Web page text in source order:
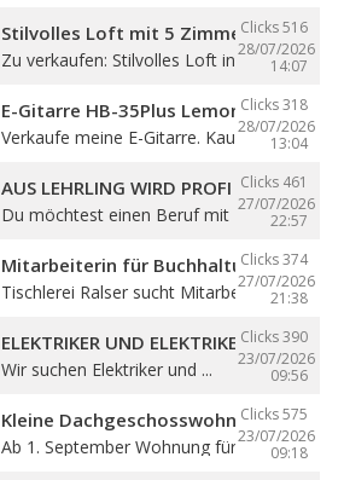
Clicks 516
28/07/2026
14:07
Stilvolles Loft mit 5 Zimmern
Zu verkaufen: Stilvolles Loft in Sterzing! ...
Clicks 318
28/07/2026
13:04
E-Gitarre HB-35Plus Lemon
Verkaufe meine E-Gitarre. Kaum gespielt, ...
Clicks 461
27/07/2026
22:57
AUS LEHRLING WIRD PROFI – STARTE
Du möchtest einen Beruf mit Zukunft
Clicks 374
27/07/2026
21:38
Mitarbeiterin für Buchhaltung (m/w/d)
Tischlerei Ralser sucht Mitarbeiterin für ...
Clicks 390
23/07/2026
09:56
ELEKTRIKER UND ELEKTRIKERLEHRLING
Wir suchen Elektriker und ...
Clicks 575
23/07/2026
09:18
Kleine Dachgeschosswohnung mit
Ab 1. September Wohnung für eine Person